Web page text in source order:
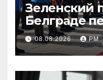
Зеленский
Белграде
Вучичем
08.08.2026 РМ